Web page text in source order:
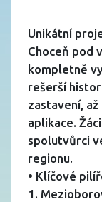
Unikátní
Choceň pod
kompletně
rešerší
zastavení,
aplikace.
spolutvůrci
regionu.
• Klíčové
1.